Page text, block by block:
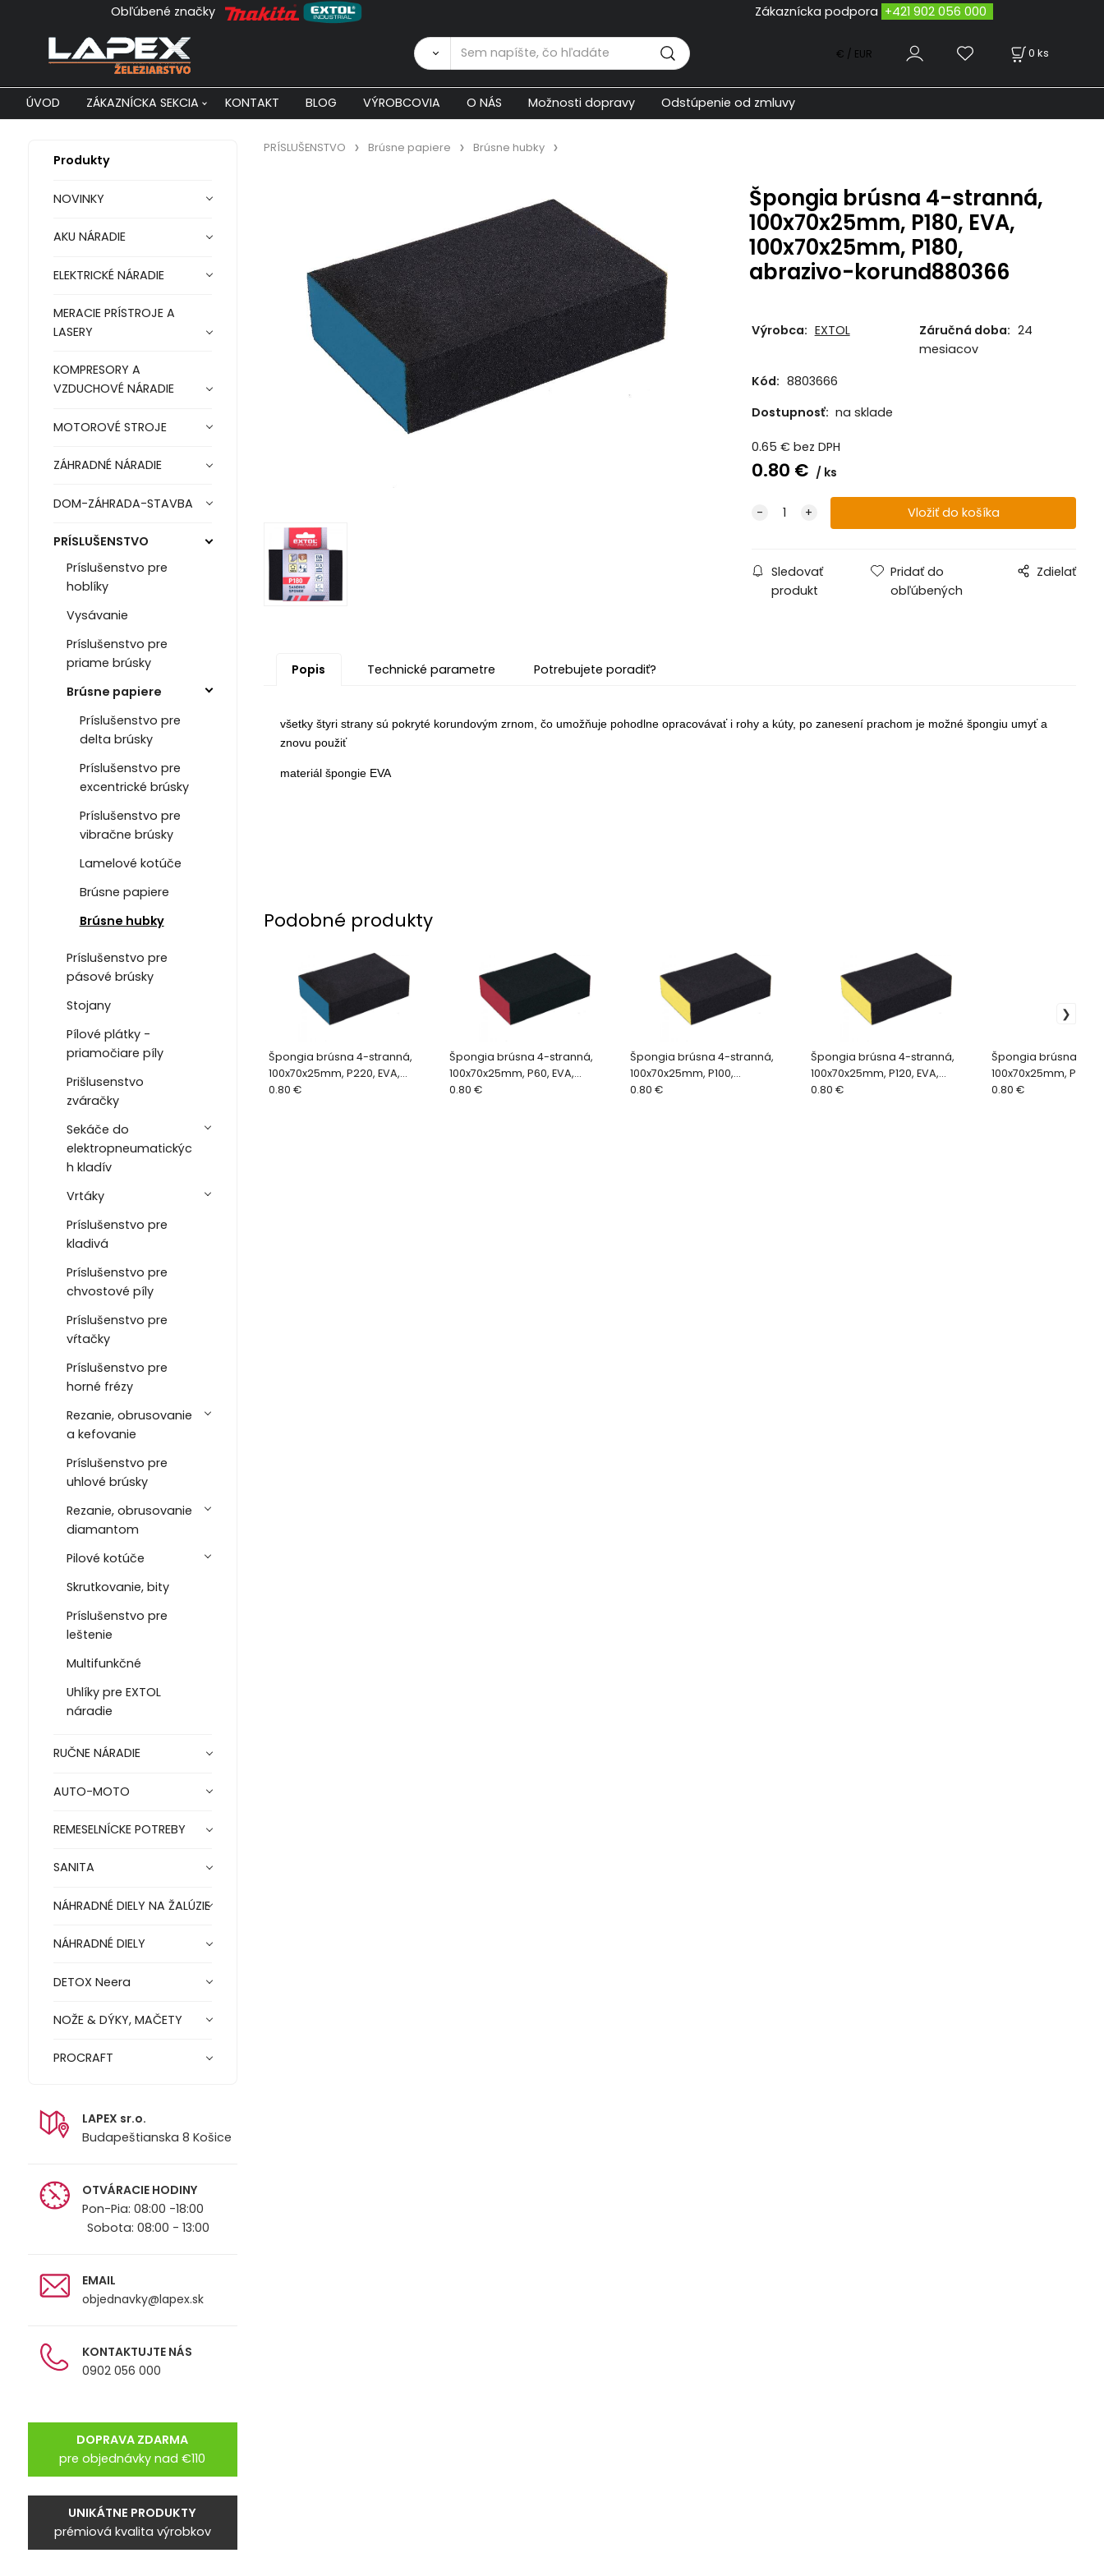
Obľúbené značky Zákaznícka podpora +421 902 056 000
0 ks
€ / EUR
ÚVOD ZÁKAZNÍCKA SEKCIA KONTAKT BLOG VÝROBCOVIA O NÁS Možnosti dopravy Odstúpenie od zmluvy
Produkty
NOVINKY
AKU NÁRADIE
ELEKTRICKÉ NÁRADIE
MERACIE PRÍSTROJE A
LASERY
KOMPRESORY A
VZDUCHOVÉ NÁRADIE
MOTOROVÉ STROJE
ZÁHRADNÉ NÁRADIE
DOM-ZÁHRADA-STAVBA
PRÍSLUŠENSTVO
Príslušenstvo pre
hoblíky
Vysávanie
Príslušenstvo pre
priame brúsky
Brúsne papiere
Príslušenstvo pre
delta brúsky
Príslušenstvo pre
excentrické brúsky
Príslušenstvo pre
vibračne brúsky
Lamelové kotúče
Brúsne papiere
Brúsne hubky
Príslušenstvo pre
pásové brúsky
Stojany
Pílové plátky -
priamočiare píly
Prišlusenstvo
zváračky
Sekáče do
elektropneumatickýc
h kladív
Vrtáky
Príslušenstvo pre
kladivá
Príslušenstvo pre
chvostové píly
Príslušenstvo pre
vŕtačky
Príslušenstvo pre
horné frézy
Rezanie, obrusovanie
a kefovanie
Príslušenstvo pre
uhlové brúsky
Rezanie, obrusovanie
diamantom
Pilové kotúče
Skrutkovanie, bity
Príslušenstvo pre
leštenie
Multifunkčné
Uhlíky pre EXTOL
náradie
RUČNE NÁRADIE
AUTO-MOTO
REMESELNÍCKE POTREBY
SANITA
NÁHRADNÉ DIELY NA ŽALÚZIE
NÁHRADNÉ DIELY
DETOX Neera
NOŽE & DÝKY, MAČETY
PROCRAFT
LAPEX sr.o.
Budapeštianska 8 Košice
OTVÁRACIE HODINY
Pon-Pia: 08:00 -18:00
Sobota: 08:00 - 13:00
EMAIL
objednavky@lapex.sk
KONTAKTUJTE NÁS
0902 056 000
DOPRAVA ZDARMA
pre objednávky nad €110
UNIKÁTNE PRODUKTY
prémiová kvalita výrobkov
PRÍSLUŠENSTVO Brúsne papiere Brúsne hubky
Špongia brúsna 4-stranná,
100x70x25mm, P180, EVA,
100x70x25mm, P180,
abrazivo-korund880366
Výrobca: EXTOL Záručná doba: 24
mesiacov
Kód: 8803666
Dostupnosť: na sklade
0.65 € bez DPH
0.80 € ks
Sledovať
produkt
Pridať do
obľúbených
Zdielať
Popis Technické parametre Potrebujete poradiť?
všetky štyri strany sú pokryté korundovým zrnom, čo umožňuje pohodlne opracovávať i rohy a kúty, po zanesení prachom je možné špongiu umyť a
znovu použiť
materiál špongie EVA
Podobné produkty
Špongia brúsna 4-stranná,
100x70x25mm, P220, EVA,
100x70x25mm, P220, abrazivo-
0.80 €
Špongia brúsna 4-stranná,
100x70x25mm, P60, EVA,
100x70x25mm, P60, abrazivo-
0.80 €
Špongia brúsna 4-stranná,
100x70x25mm, P100,
EVA100x70x25mm, P100,
0.80 €
Špongia brúsna 4-stranná,
100x70x25mm, P120, EVA,
100x70x25mm, P120, abrazivo-
0.80 €
Špongia brúsna 4-
100x70x25mm, P80,
100x70x25mm, P80,
0.80 €